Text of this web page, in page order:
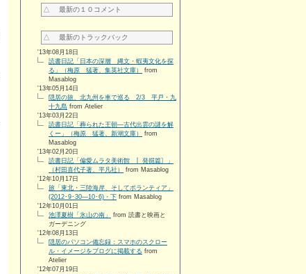
△ 最新の１０コメント
△ 最新のトラックバック
'13年08月18日
読書日記「日本の深層 縄文・蝦夷文化を探
る」（梅原 猛著、集英社文庫）
from
Masablog
'13年05月14日
隠居の旅、北九州を車で巡る 2/3 平戸・九
十九島 from Atelier
'13年03月22日
読書日記「葬られた王朝―古代出雲の謎を解
くー」（梅原 猛著、新潮文庫）
from
Masablog
'13年02月20日
読書日記「偏愛ムラタ美術館 〚発掘篇〙」
（村田喜代子著、平凡社）
from Masablog
'12年10月17日
旅「東北・三陸海岸、そしてボランティア」
(2012･9･30―10･6)・下 from Masablog
'12年10月01日
池澤夏樹「氷山の南」
from 読書と映画と
ガーデニング
'12年08月13日
隠居のパソコン備忘録：スマホのスクロー
ル・イメージをブログに掲載する from
Atelier
'12年07月19日